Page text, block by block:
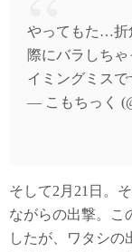
やってもた…折
際にバラしち
イミングミスで
— こもちっく
そして2月21日。
ながらの出撃。こ
したが、ワタシの